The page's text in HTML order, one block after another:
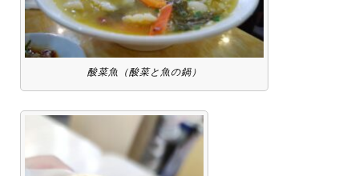
酸菜魚（酸菜と魚の鍋）